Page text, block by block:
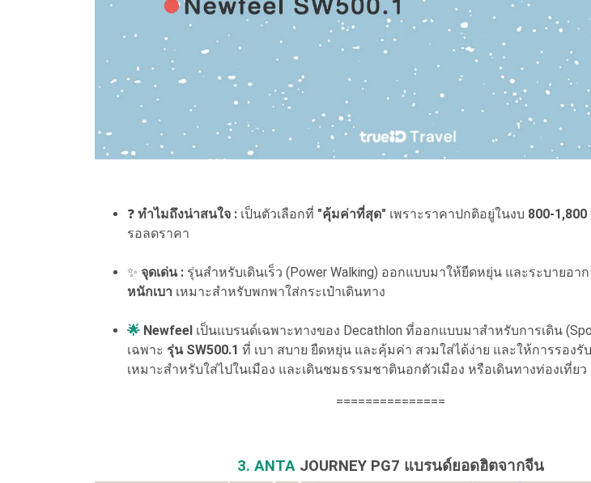
❓ ทำไมถึงน่าสนใจ : เป็นตัวเลือกที่ "คุ้มค่าที่สุด" เพราะราคาปกติอยู่ในงบ 800-
รอลดราคา
✨ จุดเด่น : รุ่นสำหรับเดินเร็ว (Power Walking) ออกแบบมาให้ยืดหยุ่น และระบายอา
หนักเบา เหมาะสำหรับพกพาใส่กระเป๋าเดินทาง
🌟 Newfeel เป็นแบรนด์เฉพาะทางของ Decathlon ที่ออกแบบมาสำหรับการเดิน
เฉพาะ รุ่น SW500.1 ที่ เบา สบาย ยืดหยุ่น และคุ้มค่า สวมใส่ได้ง่าย และให้การรองรั
เหมาะสำหรับใส่ไปในเมือง และเดินชมธรรมชาตินอกตัวเมือง หรือเดินทางท่องเที่ยว
===============
3. ANTA JOURNEY PG7 แบรนด์ยอดฮิตจากจีน